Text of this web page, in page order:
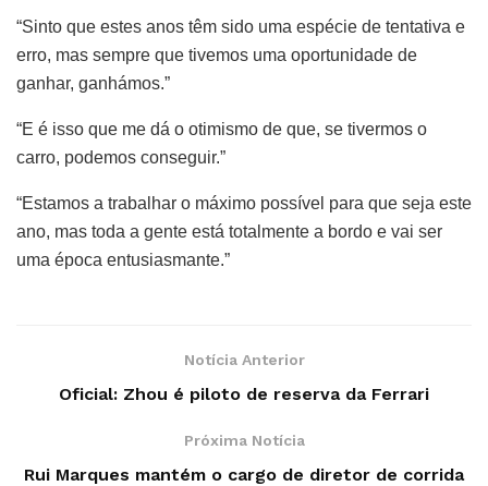
“Sinto que estes anos têm sido uma espécie de tentativa e
erro, mas sempre que tivemos uma oportunidade de
ganhar, ganhámos.”
“E é isso que me dá o otimismo de que, se tivermos o
carro, podemos conseguir.”
“Estamos a trabalhar o máximo possível para que seja este
ano, mas toda a gente está totalmente a bordo e vai ser
uma época entusiasmante.”
Notícia Anterior
Oficial: Zhou é piloto de reserva da Ferrari
Próxima Notícia
Rui Marques mantém o cargo de diretor de corrida